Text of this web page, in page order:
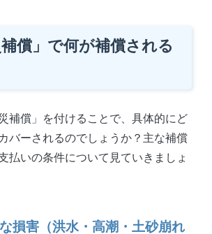
償」で何が補償される
補償」を付けることで、具体的にど
バーされるのでしょうか？主な補償
払いの条件について見ていきましょ
損害（洪水・高潮・土砂崩れ